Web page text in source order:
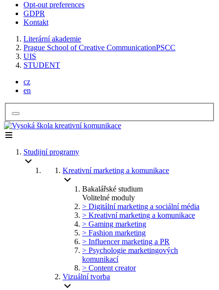
Opt-out preferences
GDPR
Kontakt
Literární akademie
Prague School of Creative CommunicationPSCC
UIS
STUDENT
cz
en
Studijní programy
Kreativní marketing a komunikace
Bakalářské studium
Volitelné moduly
> Digitální marketing a sociální média
> Kreativní marketing a komunikace
> Gaming marketing
> Fashion marketing
> Influencer marketing a PR
> Psychologie marketingových
komunikací
> Content creator
Vizuální tvorba